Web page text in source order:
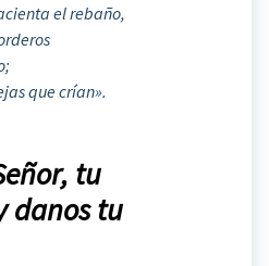
el rebaño,
que crían».
tu
danos tu